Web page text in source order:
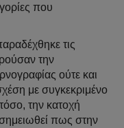
που
τις
την
ούτε και
με συγκεκριμένο
την κατοχή
πως στην